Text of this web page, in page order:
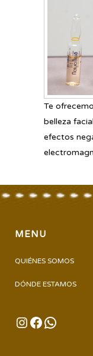
Te
belleza
efectos
MENU
QUIÉNES SOMOS
DÓNDE ESTAMOS
INSTAGRAM
FACEBOOK
WHATSAPP